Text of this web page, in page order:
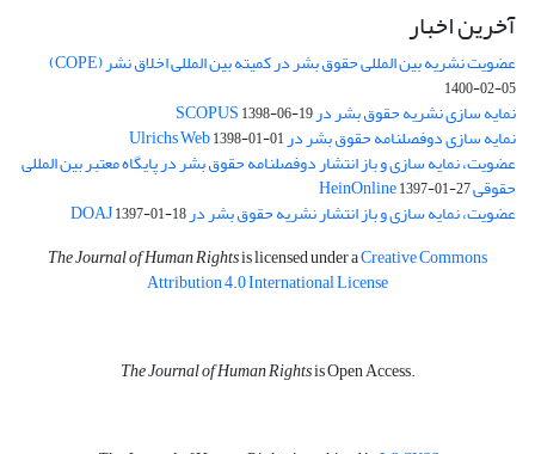
آخرین اخبار
عضویت نشریه بین المللی حقوق بشر در کمیته بین المللی اخلاق نشر (COPE)
1400-02-05
نمایه سازی نشریه حقوق بشر در SCOPUS1398-06-19
نمایه سازی دوفصلنامه حقوق بشر در Ulrichs Web1398-01-01
عضویت، نمایه سازی و باز انتشار دوفصلنامه حقوق بشر در پایگاه معتبر بین المللی
حقوقی HeinOnline1397-01-27
عضویت، نمایه سازی و باز انتشار نشریه حقوق بشر در DOAJ1397-01-18
The Journal of Human Rightsis licensed under aCreative Commons
Attribution 4.0 International License
The Journal of Human Rightsis Open Access.